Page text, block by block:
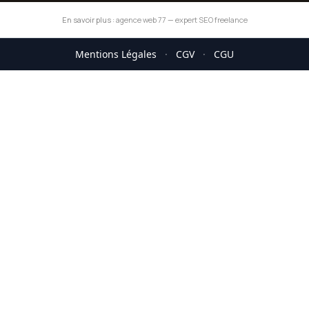
En savoir plus : agence web 77 — expert SEO freelance
Mentions Légales · CGV · CGU